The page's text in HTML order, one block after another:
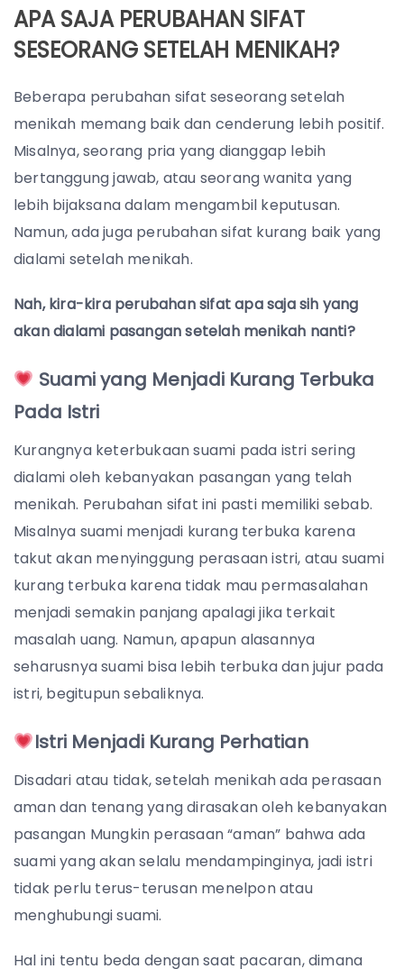
APA SAJA PERUBAHAN SIFAT
SESEORANG SETELAH MENIKAH?
Beberapa perubahan sifat seseorang setelah
menikah memang baik dan cenderung lebih positif.
Misalnya, seorang pria yang dianggap lebih
bertanggung jawab, atau seorang wanita yang
lebih bijaksana dalam mengambil keputusan.
Namun, ada juga perubahan sifat kurang baik yang
dialami setelah menikah.
Nah, kira-kira perubahan sifat apa saja sih yang
akan dialami pasangan setelah menikah nanti?
Suami yang Menjadi Kurang Terbuka
Pada Istri
Kurangnya keterbukaan suami pada istri sering
dialami oleh kebanyakan pasangan yang telah
menikah. Perubahan sifat ini pasti memiliki sebab.
Misalnya suami menjadi kurang terbuka karena
takut akan menyinggung perasaan istri, atau suami
kurang terbuka karena tidak mau permasalahan
menjadi semakin panjang apalagi jika terkait
masalah uang. Namun, apapun alasannya
seharusnya suami bisa lebih terbuka dan jujur pada
istri, begitupun sebaliknya.
Istri Menjadi Kurang Perhatian
Disadari atau tidak, setelah menikah ada perasaan
aman dan tenang yang dirasakan oleh kebanyakan
pasangan Mungkin perasaan “aman” bahwa ada
suami yang akan selalu mendampinginya, jadi istri
tidak perlu terus-terusan menelpon atau
menghubungi suami.
Hal ini tentu beda dengan saat pacaran, dimana